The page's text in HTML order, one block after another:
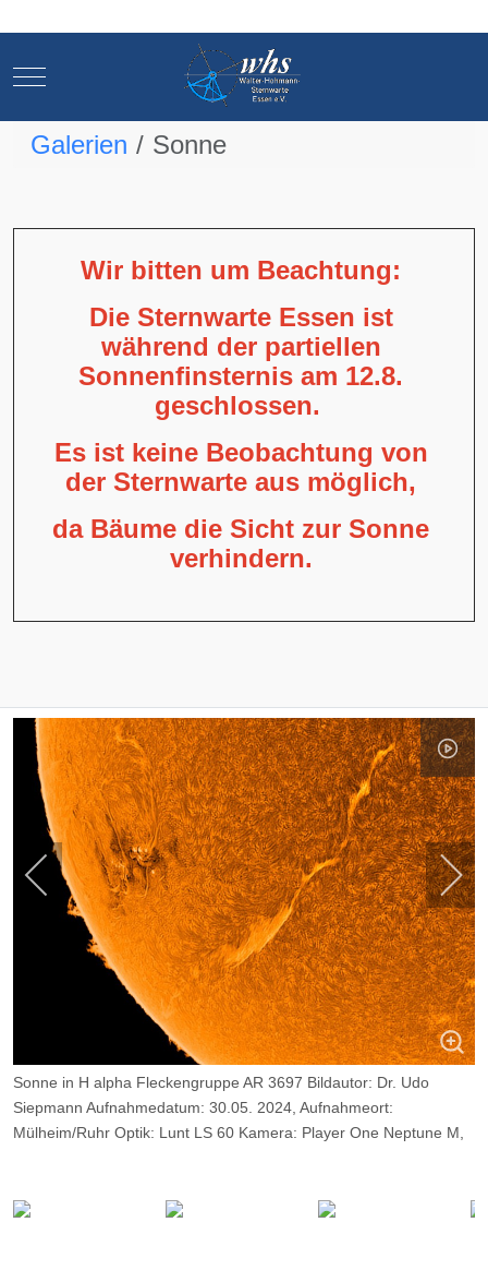
Mobile Menu Toggle
Galerien Sonne
Wir bitten um Beachtung:
Die Sternwarte Essen ist
während der partiellen
Sonnenfinsternis am 12.8.
geschlossen.
Es ist keine Beobachtung von
der Sternwarte aus möglich,
da Bäume die Sicht zur Sonne
verhindern.
Sonne in H alpha Fleckengruppe AR 3697 Bildautor: Dr. Udo
Siepmann Aufnahmedatum: 30.05. 2024, Aufnahmeort:
Mülheim/Ruhr Optik: Lunt LS 60 Kamera: Player One Neptune M,